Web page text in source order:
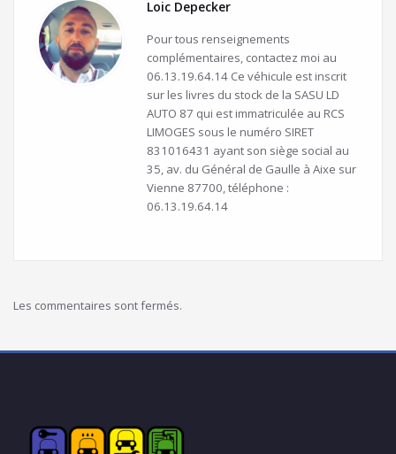
Loic Depecker
Pour tous renseignements
complémentaires, contactez moi au
06.13.19.64.14 Ce véhicule est inscrit
sur les livres du stock de la SASU LD
AUTO 87 qui est immatriculée au RCS
LIMOGES sous le numéro SIRET
831016431 ayant son siège social au
35, av. du Général de Gaulle à Aixe sur
Vienne 87700, téléphone :
06.13.19.64.14
Les commentaires sont fermés.